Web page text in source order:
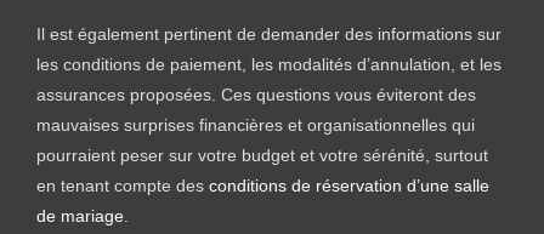
Il est également pertinent de demander des informations sur
les conditions de paiement, les modalités d’annulation, et les
assurances proposées. Ces questions vous éviteront des
mauvaises surprises financières et organisationnelles qui
pourraient peser sur votre budget et votre sérénité, surtout
en tenant compte des conditions de réservation d’une salle
de mariage